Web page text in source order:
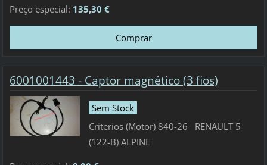
Preço especial: 135,30 €
6001001443 - Captor magnético (3 fios)
Sem Stock
Criterios (Motor) 840-26 RENAULT 5
(122-B) ALPINE